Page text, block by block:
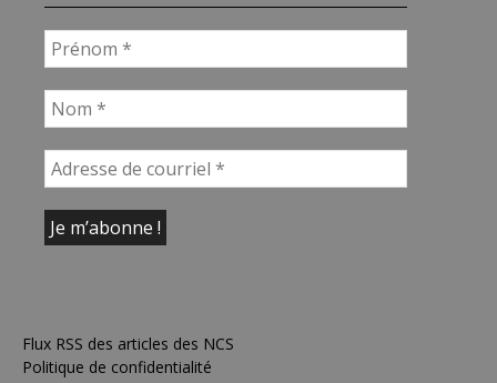
Flux RSS des articles des NCS
Politique de confidentialité